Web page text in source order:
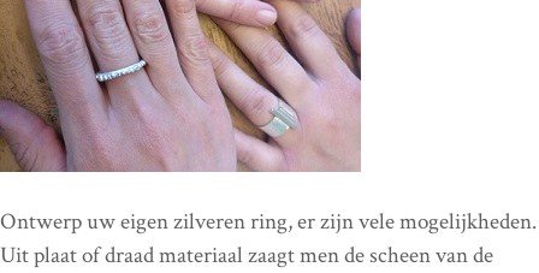
Ontwerp uw eigen zilveren ring, er zijn vele mogelijkheden.
Uit plaat of draad materiaal zaagt men de scheen van de